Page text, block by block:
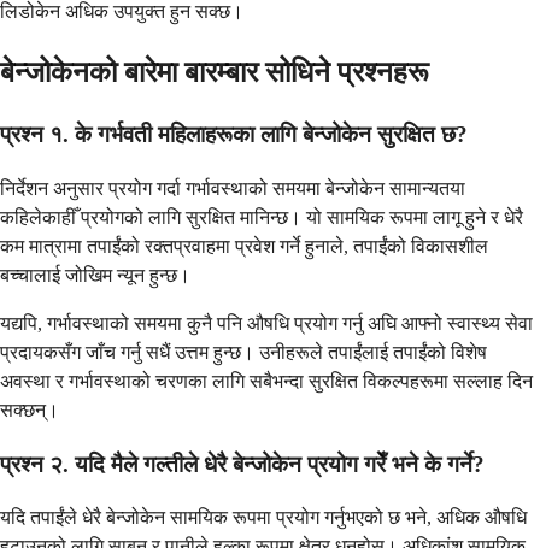
लिडोकेन अधिक उपयुक्त हुन सक्छ।
बेन्जोकेनको बारेमा बारम्बार सोधिने प्रश्नहरू
प्रश्न १. के गर्भवती महिलाहरूका लागि बेन्जोकेन सुरक्षित छ?
निर्देशन अनुसार प्रयोग गर्दा गर्भावस्थाको समयमा बेन्जोकेन सामान्यतया
कहिलेकाहीँ प्रयोगको लागि सुरक्षित मानिन्छ। यो सामयिक रूपमा लागू हुने र धेरै
कम मात्रामा तपाईंको रक्तप्रवाहमा प्रवेश गर्ने हुनाले, तपाईंको विकासशील
बच्चालाई जोखिम न्यून हुन्छ।
यद्यपि, गर्भावस्थाको समयमा कुनै पनि औषधि प्रयोग गर्नु अघि आफ्नो स्वास्थ्य सेवा
प्रदायकसँग जाँच गर्नु सधैं उत्तम हुन्छ। उनीहरूले तपाईंलाई तपाईंको विशेष
अवस्था र गर्भावस्थाको चरणका लागि सबैभन्दा सुरक्षित विकल्पहरूमा सल्लाह दिन
सक्छन्।
प्रश्न २. यदि मैले गल्तीले धेरै बेन्जोकेन प्रयोग गरेँ भने के गर्ने?
यदि तपाईंले धेरै बेन्जोकेन सामयिक रूपमा प्रयोग गर्नुभएको छ भने, अधिक औषधि